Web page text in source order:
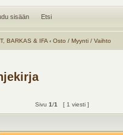
sisään Etsi
BARKAS & IFA ‹ Osto / Myynti / Vaihto
Sivu1/1 [ 1 viesti ]